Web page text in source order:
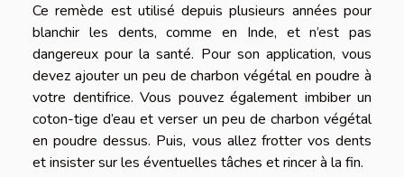
Ce remède est utilisé depuis plusieurs années pour
blanchir les dents, comme en Inde, et n’est pas
dangereux pour la santé. Pour son application, vous
devez ajouter un peu de charbon végétal en poudre à
votre dentifrice. Vous pouvez également imbiber un
coton-tige d’eau et verser un peu de charbon végétal
en poudre dessus. Puis, vous allez frotter vos dents
et insister sur les éventuelles tâches et rincer à la fin.